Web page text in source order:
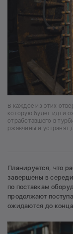
В каждое из этих
которую будет идти
отработавшего в
ржавчины и устранят
Планируется, что
завершены в
по поставкам
продолжают
ожидаются до конца